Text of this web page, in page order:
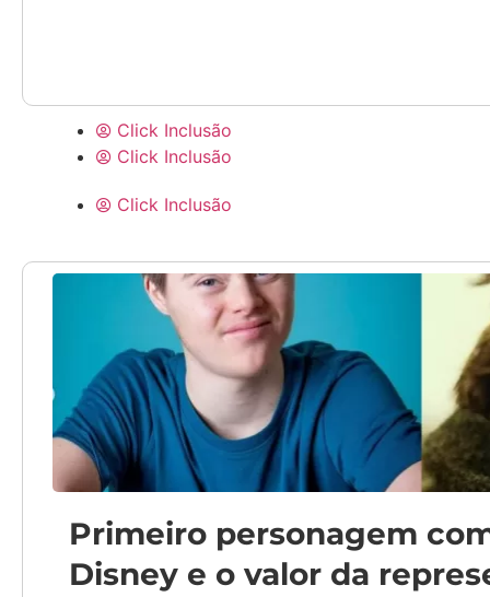
Click Inclusão
Click Inclusão
Click Inclusão
Primeiro personagem
Disney e o valor da